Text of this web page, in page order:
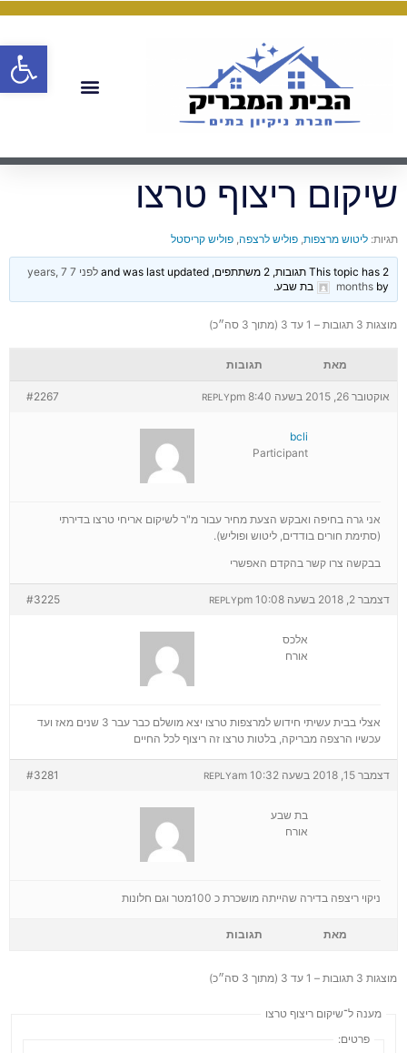
שיקום ריצוף טרצו
תגיות: ליטוש מרצפות, פוליש לרצפה, פוליש קריסטל
This topic has 2 תגובות, 2 משתתפים, and was last updated
לפני 7 years, 7
monthsby בת שבע.
מוצגות 3 תגובות – 1 עד 3 (מתוך 3 סה״כ)
מאת תגובות
אוקטובר 26, 2015 בשעה 8:40 pm #2267 REPLY
bcli
Participant
אני גרה בחיפה ואבקש הצעת מחיר עבור מ"ר לשיקום אריחי טרצו בדירתי
(סתימת חורים בודדים, ליטוש ופוליש).
בבקשה צרו קשר בהקדם האפשרי
דצמבר 2, 2018 בשעה 10:08 pm #3225 REPLY
אלכס
אורח
אצלי בבית עשיתי חידוש למרצפות טרצו יצא מושלם כבר עבר 3 שנים מאז ועד
עכשיו הרצפה מבריקה, בלטות טרצו זה ריצוף לכל החיים
דצמבר 15, 2018 בשעה 10:32 am #3281 REPLY
בת שבע
אורח
ניקוי ריצפה בדירה שהייתה מושכרת כ 100מטר וגם חלונות
מאת תגובות
מוצגות 3 תגובות – 1 עד 3 (מתוך 3 סה״כ)
מענה ל־שיקום ריצוף טרצו
פרטים: